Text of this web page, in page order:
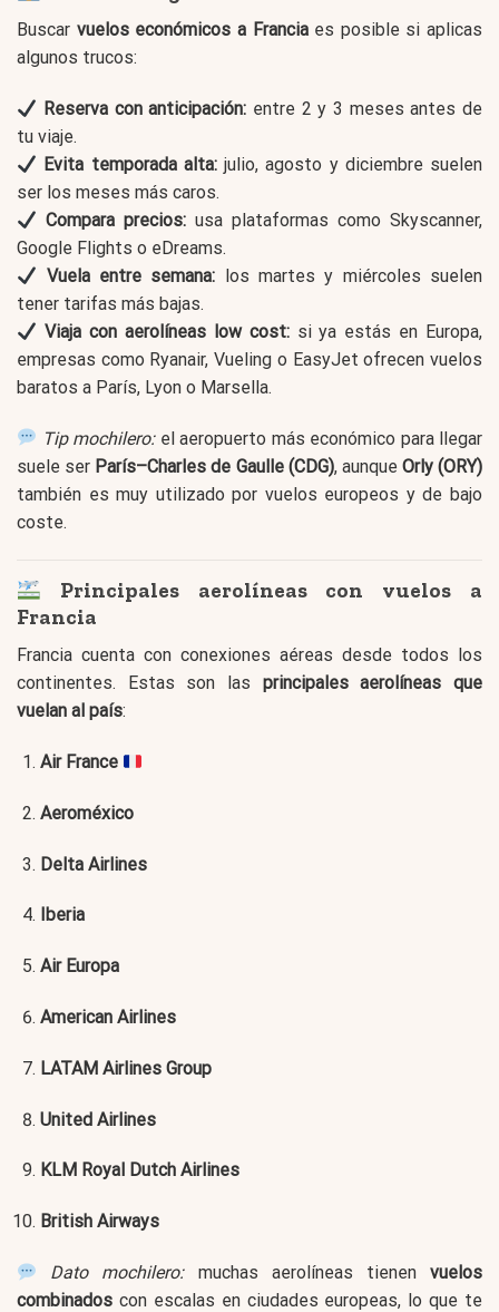
Buscar vuelos económicos a Franciaes posible si aplicas
algunos trucos:
Reserva con anticipación: entre 2 y 3 meses antes de
tu viaje.
Evita temporada alta:julio, agosto y diciembre suelen
ser los meses más caros.
Compara precios: usa plataformas como Skyscanner,
Google Flights o eDreams.
Vuela entre semana: los martes y miércoles suelen
tener tarifas más bajas.
Viaja con aerolíneas low cost:si ya estás en Europa,
empresas como Ryanair, Vueling o EasyJet ofrecen vuelos
baratos a París, Lyon o Marsella.
Tip mochilero:el aeropuerto más económico para llegar
suele ser París–Charles de Gaulle (CDG), aunque Orly (ORY)
también es muy utilizado por vuelos europeos y de bajo
coste.
Principales aerolíneas con vuelos a
Francia
Francia cuenta con conexiones aéreas desde todos los
continentes. Estas son las principales aerolíneas que
vuelan al país:
Air France
Aeroméxico
Delta Airlines
Iberia
Air Europa
American Airlines
LATAM Airlines Group
United Airlines
KLM Royal Dutch Airlines
British Airways
Dato mochilero:muchas aerolíneas tienenvuelos
combinados con escalas en ciudades europeas, lo que te